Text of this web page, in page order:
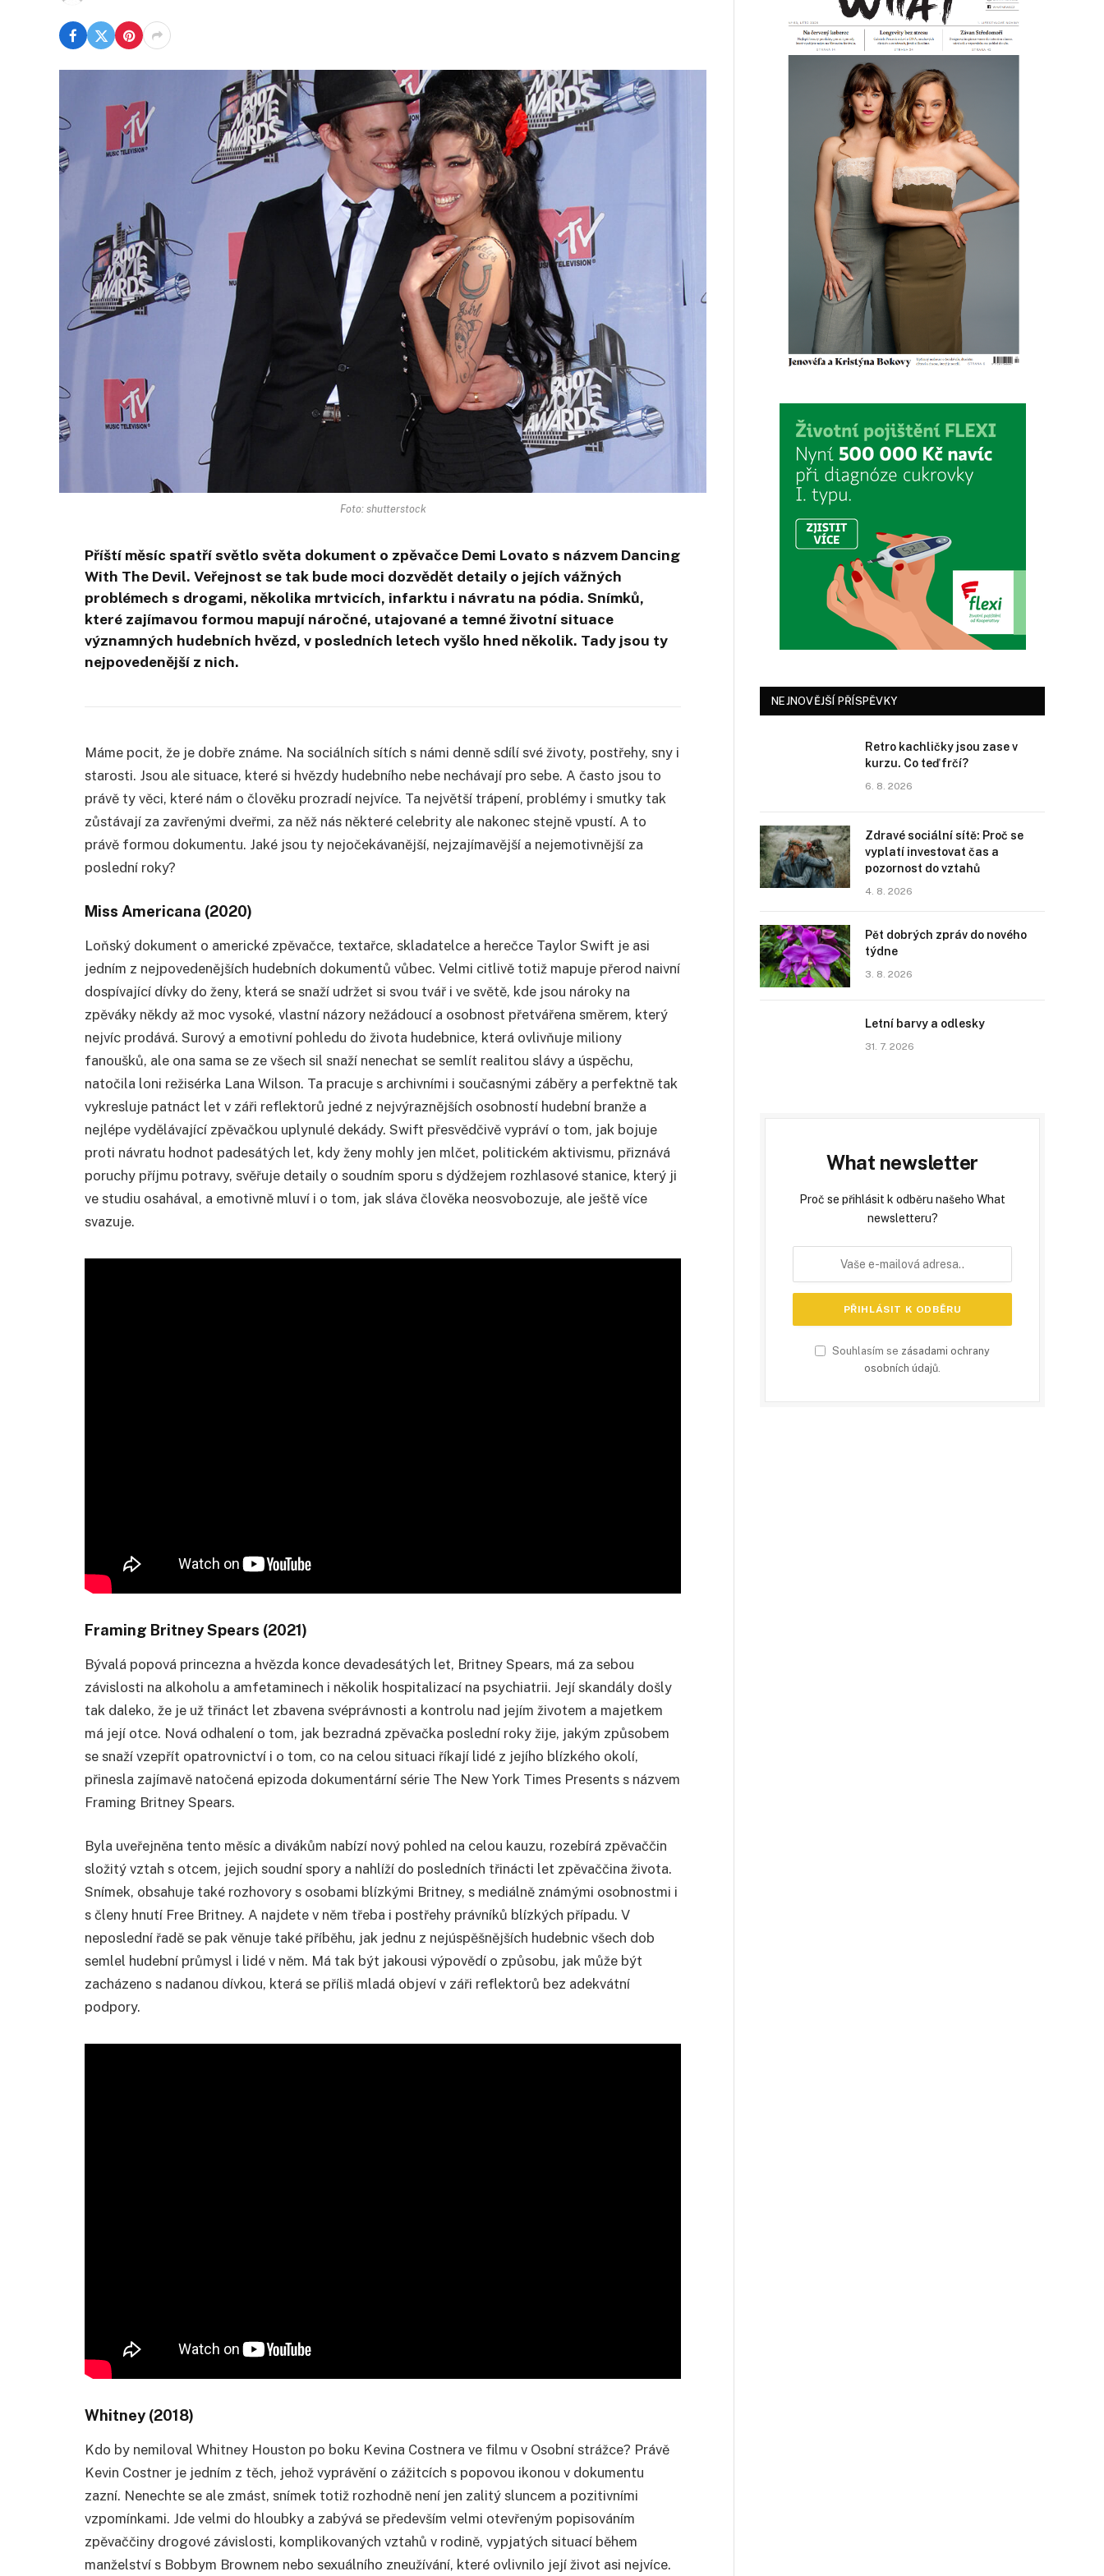
Foto: shutterstock
Příští měsíc spatří světlo světa dokument o zpěvačce Demi Lovato s názvem Dancing
With The Devil. Veřejnost se tak bude moci dozvědět detaily o jejích vážných
problémech s drogami, několika mrtvicích, infarktu i návratu na pódia. Snímků,
které zajímavou formou mapují náročné, utajované a temné životní situace
významných hudebních hvězd, v posledních letech vyšlo hned několik. Tady jsou ty
nejpovedenější z nich.
Máme pocit, že je dobře známe. Na sociálních sítích s námi denně sdílí své životy, postřehy, sny i
starosti. Jsou ale situace, které si hvězdy hudebního nebe nechávají pro sebe. A často jsou to
právě ty věci, které nám o člověku prozradí nejvíce. Ta největší trápení, problémy i smutky tak
zůstávají za zavřenými dveřmi, za něž nás některé celebrity ale nakonec stejně vpustí. A to
právě formou dokumentu. Jaké jsou ty nejočekávanější, nejzajímavější a nejemotivnější za
poslední roky?
Miss Americana (2020)
Loňský dokument o americké zpěvačce, textařce, skladatelce a herečce Taylor Swift je asi
jedním z nejpovedenějších hudebních dokumentů vůbec. Velmi citlivě totiž mapuje přerod naivní
dospívající dívky do ženy, která se snaží udržet si svou tvář i ve světě, kde jsou nároky na
zpěváky někdy až moc vysoké, vlastní názory nežádoucí a osobnost přetvářena směrem, který
nejvíc prodává. Surový a emotivní pohledu do života hudebnice, která ovlivňuje miliony
fanoušků, ale ona sama se ze všech sil snaží nenechat se semlít realitou slávy a úspěchu,
natočila loni režisérka Lana Wilson. Ta pracuje s archivními i současnými záběry a perfektně tak
vykresluje patnáct let v záři reflektorů jedné z nejvýraznějších osobností hudební branže a
nejlépe vydělávající zpěvačkou uplynulé dekády. Swift přesvědčivě vypráví o tom, jak bojuje
proti návratu hodnot padesátých let, kdy ženy mohly jen mlčet, politickém aktivismu, přiznává
poruchy příjmu potravy, svěřuje detaily o soudním sporu s dýdžejem rozhlasové stanice, který ji
ve studiu osahával, a emotivně mluví i o tom, jak sláva člověka neosvobozuje, ale ještě více
svazuje.
Framing Britney Spears (2021)
Bývalá popová princezna a hvězda konce devadesátých let, Britney Spears, má za sebou
závislosti na alkoholu a amfetaminech i několik hospitalizací na psychiatrii. Její skandály došly
tak daleko, že je už třináct let zbavena svéprávnosti a kontrolu nad jejím životem a majetkem
má její otce. Nová odhalení o tom, jak bezradná zpěvačka poslední roky žije, jakým způsobem
se snaží vzepřít opatrovnictví i o tom, co na celou situaci říkají lidé z jejího blízkého okolí,
přinesla zajímavě natočená epizoda dokumentární série The New York Times Presents s názvem
Framing Britney Spears.
Byla uveřejněna tento měsíc a divákům nabízí nový pohled na celou kauzu, rozebírá zpěvaččin
složitý vztah s otcem, jejich soudní spory a nahlíží do posledních třinácti let zpěvaččina života.
Snímek, obsahuje také rozhovory s osobami blízkými Britney, s mediálně známými osobnostmi i
s členy hnutí Free Britney. A najdete v něm třeba i postřehy právníků blízkých případu. V
neposlední řadě se pak věnuje také příběhu, jak jednu z nejúspěšnějších hudebnic všech dob
semlel hudební průmysl i lidé v něm. Má tak být jakousi výpovědí o způsobu, jak může být
zacházeno s nadanou dívkou, která se příliš mladá objeví v záři reflektorů bez adekvátní
podpory.
Whitney (2018)
Kdo by nemiloval Whitney Houston po boku Kevina Costnera ve filmu v Osobní strážce? Právě
Kevin Costner je jedním z těch, jehož vyprávění o zážitcích s popovou ikonou v dokumentu
zazní. Nenechte se ale zmást, snímek totiž rozhodně není jen zalitý sluncem a pozitivními
vzpomínkami. Jde velmi do hloubky a zabývá se především velmi otevřeným popisováním
zpěvaččiny drogové závislosti, komplikovaných vztahů v rodině, vypjatých situací během
manželství s Bobbym Brownem nebo sexuálního zneužívání, které ovlivnilo její život asi nejvíce.
NEJNOVĚJŠÍ PŘÍSPĚVKY
Retro kachličky jsou zase v
kurzu. Co teď frčí?
6. 8. 2026
Zdravé sociální sítě: Proč se
vyplatí investovat čas a
pozornost do vztahů
4. 8. 2026
Pět dobrých zpráv do nového
týdne
3. 8. 2026
Letní barvy a odlesky
31. 7. 2026
What newsletter
Proč se přihlásit k odběru našeho What
newsletteru?
Souhlasím se zásadami ochrany
osobních údajů